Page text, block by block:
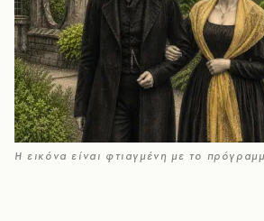
Η εικόνα είναι φτιαγμένη με το